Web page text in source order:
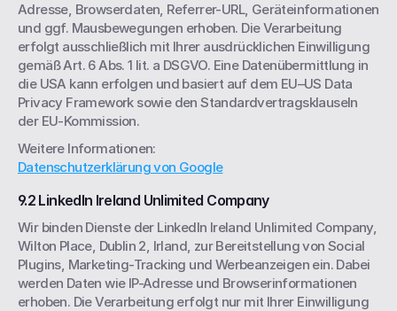
Adresse, Browserdaten, Referrer-URL, Geräteinformationen
und ggf. Mausbewegungen erhoben. Die Verarbeitung
erfolgt ausschließlich mit Ihrer ausdrücklichen Einwilligung
gemäß Art. 6 Abs. 1 lit. a DSGVO. Eine Datenübermittlung in
die USA kann erfolgen und basiert auf dem EU–US Data
Privacy Framework sowie den Standardvertragsklauseln
der EU-Kommission.
Weitere Informationen:
Datenschutzerklärung von Google
9.2 LinkedIn Ireland Unlimited Company
Wir binden Dienste der LinkedIn Ireland Unlimited Company,
Wilton Place, Dublin 2, Irland, zur Bereitstellung von Social
Plugins, Marketing-Tracking und Werbeanzeigen ein. Dabei
werden Daten wie IP-Adresse und Browserinformationen
erhoben. Die Verarbeitung erfolgt nur mit Ihrer Einwilligung